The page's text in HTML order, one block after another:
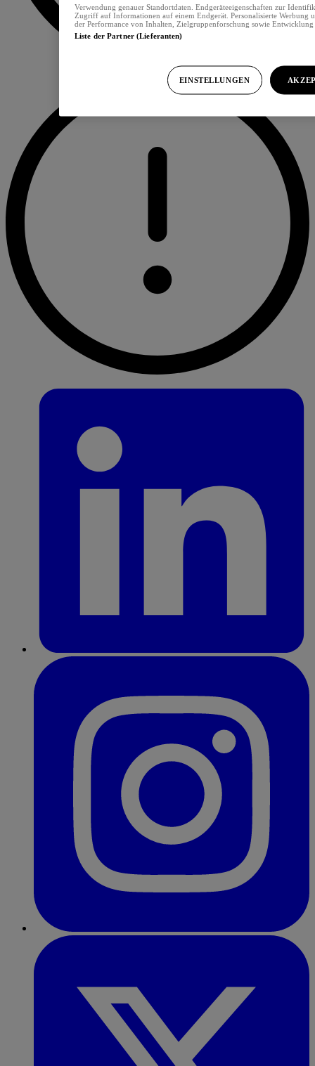
Verwendung genauer Standortdaten. Endgeräteeigenschaften zur
Zugriff auf Informationen auf einem Endgerät. Personalisierte Werbung
der Performance von Inhalten, Zielgruppenforschung sowie
Liste der Partner (Lieferanten)
EINSTELLUNGEN